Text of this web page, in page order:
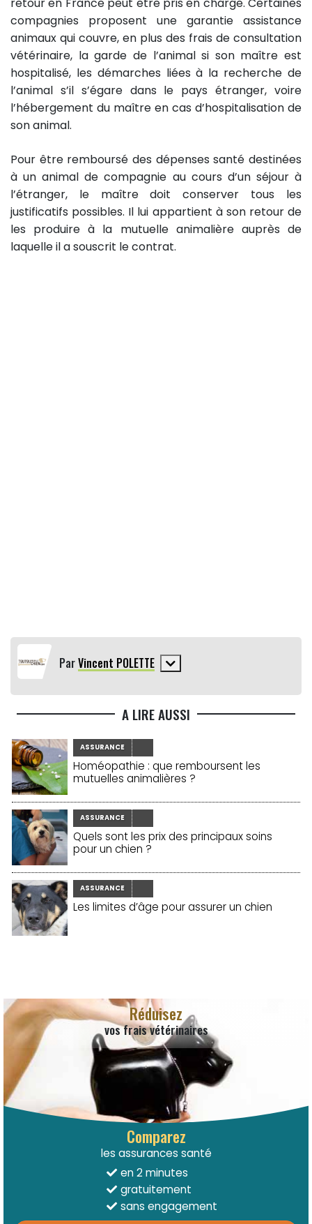
compagnies proposent une garantie assistance
animaux qui couvre, en plus des frais de consultation
vétérinaire, la garde de l’animal si son maître est
hospitalisé, les démarches liées à la recherche de
l’animal s’il s’égare dans le pays étranger, voire
l’hébergement du maître en cas d’hospitalisation de
son animal.
Pour être remboursé des dépenses santé destinées
à un animal de compagnie au cours d’un séjour à
l’étranger, le maître doit conserver tous les
justificatifs possibles. Il lui appartient à son retour de
les produire à la mutuelle animalière auprès de
laquelle il a souscrit le contrat.
ParVincent POLETTE
A LIRE AUSSI
ASSURANCE
Homéopathie : que remboursent les
mutuelles animalières ?
ASSURANCE
Quels sont les prix des principaux soins
pour un chien ?
ASSURANCE
Les limites d’âge pour assurer un chien
Réduisez
vos frais vétérinaires
Comparez
les assurances santé
en 2 minutes
gratuitement
sans engagement